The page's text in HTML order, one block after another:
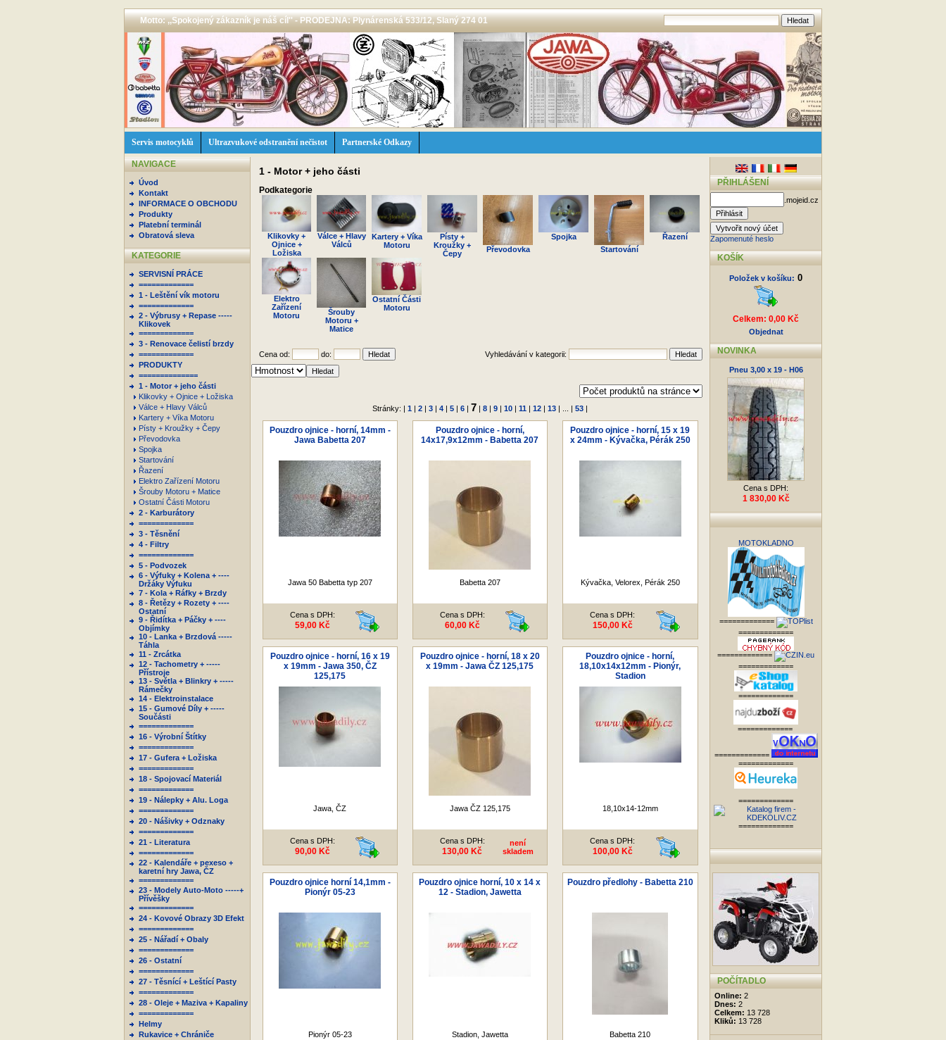
Motto: ,,Spokojený zákazník je náš cíl'' - PRODEJNA: Plynárenská 533/12, Slaný 274 01
Servis motocyklů Ultrazvukové odstranění nečistot Partnerské Odkazy
NAVIGACE
Úvod
Kontakt
INFORMACE O OBCHODU
Produkty
Platební terminál
Obratová sleva
KATEGORIE
SERVISNÍ PRÁCE
=============
1 - Leštění vík motoru
=============
2 - Výbrusy + Repase -----
Klikovek
=============
3 - Renovace čelistí brzdy
=============
PRODUKTY
==============
1 - Motor + jeho části
Klikovky + Ojnice + Ložiska
Válce + Hlavy Válců
Kartery + Víka Motoru
Písty + Kroužky + Čepy
Převodovka
Spojka
Startování
Řazení
Elektro Zařízení Motoru
Šrouby Motoru + Matice
Ostatní Části Motoru
2 - Karburátory
=============
3 - Těsnění
4 - Filtry
=============
5 - Podvozek
6 - Výfuky + Kolena + ----
Držáky Výfuku
7 - Kola + Ráfky + Brzdy
8 - Řetězy + Rozety + ----
Ostatní
9 - Řidítka + Páčky + ----
Objímky
10 - Lanka + Brzdová -----
Táhla
11 - Zrcátka
12 - Tachometry + -----
Přístroje
13 - Světla + Blinkry + -----
Rámečky
14 - Elektroinstalace
15 - Gumové Díly + -----
Součásti
=============
16 - Výrobní Štítky
=============
17 - Gufera + Ložiska
=============
18 - Spojovací Materiál
=============
19 - Nálepky + Alu. Loga
=============
20 - Nášivky + Odznaky
=============
21 - Literatura
=============
22 - Kalendáře + pexeso +
karetní hry Jawa, ČZ
=============
23 - Modely Auto-Moto -----+
Přívěšky
=============
24 - Kovové Obrazy 3D Efekt
=============
25 - Nářadí + Obaly
=============
26 - Ostatní
=============
27 - Těsnící + Leštící Pasty
=============
28 - Oleje + Maziva + Kapaliny
=============
Helmy
Rukavice + Chrániče
1 - Motor + jeho části
Podkategorie
Klikovky +
Ojnice +
Ložiska
Válce + Hlavy
Válců
Kartery + Víka
Motoru
Písty +
Kroužky +
Čepy
Převodovka
Spojka
Startování
Řazení
Elektro
Zařízení
Motoru
Šrouby
Motoru +
Matice
Ostatní Části
Motoru
Cena od: do: Vyhledávání v kategorii:
Stránky: | 1 | 2 | 3 | 4 | 5 | 6 | 7 | 8 | 9 | 10 | 11 | 12 | 13 | ... | 53 |
Pouzdro ojnice - horní, 14mm -
Jawa Babetta 207
Jawa 50 Babetta typ 207
Cena s DPH:
59,00 Kč
Pouzdro ojnice - horní,
14x17,9x12mm - Babetta 207
Babetta 207
Cena s DPH:
60,00 Kč
Pouzdro ojnice - horní, 15 x 19
x 24mm - Kývačka, Pérák 250
Kývačka, Velorex, Pérák 250
Cena s DPH:
150,00 Kč
Pouzdro ojnice - horní, 16 x 19
x 19mm - Jawa 350, ČZ
125,175
Jawa, ČZ
Cena s DPH:
90,00 Kč
Pouzdro ojnice - horní, 18 x 20
x 19mm - Jawa ČZ 125,175
Jawa ČZ 125,175
Cena s DPH:
130,00 Kč
není
skladem
Pouzdro ojnice - horní,
18,10x14x12mm - Pionýr,
Stadion
18,10x14-12mm
Cena s DPH:
100,00 Kč
Pouzdro ojnice horní 14,1mm -
Pionýr 05-23
Pionýr 05-23
Pouzdro ojnice horní, 10 x 14 x
12 - Stadion, Jawetta
Stadion, Jawetta
Pouzdro předlohy - Babetta 210
Babetta 210
PŘIHLÁŠENÍ
.mojeid.cz
Zapomenuté heslo
KOŠÍK
Položek v košíku: 0
Celkem: 0,00 Kč
Objednat
NOVINKA
Pneu 3,00 x 19 - H06
Cena s DPH:
1 830,00 Kč
MOTOKLADNO
=============
=============
=============
=============
=============
=============
=============
=============
=============
=============
POČÍTADLO
Online: 2
Dnes: 2
Celkem: 13 728
Kliků: 13 728